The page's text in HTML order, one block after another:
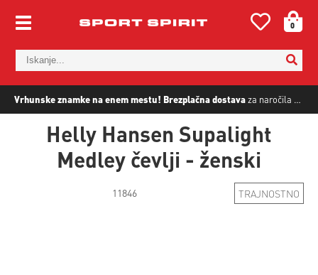
Vrhunske znamke na enem mestu! Brezplačna dostavaza naročila nad
0
Helly Hansen Supalight
Medley čevlji - ženski
11846 TRAJNOSTNO